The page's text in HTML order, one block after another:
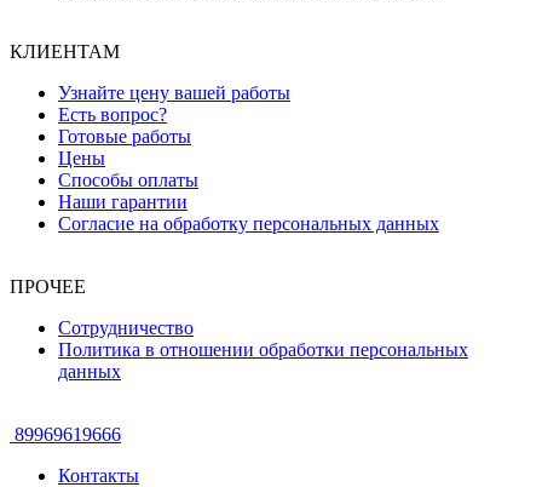
КЛИЕНТАМ
Узнайте цену вашей работы
Есть вопрос?
Готовые работы
Цены
Способы оплаты
Наши гарантии
Согласие на обработку персональных данных
ПРОЧЕЕ
Сотрудничество
Политика в отношении обработки персональных
данных
89969619666
Контакты